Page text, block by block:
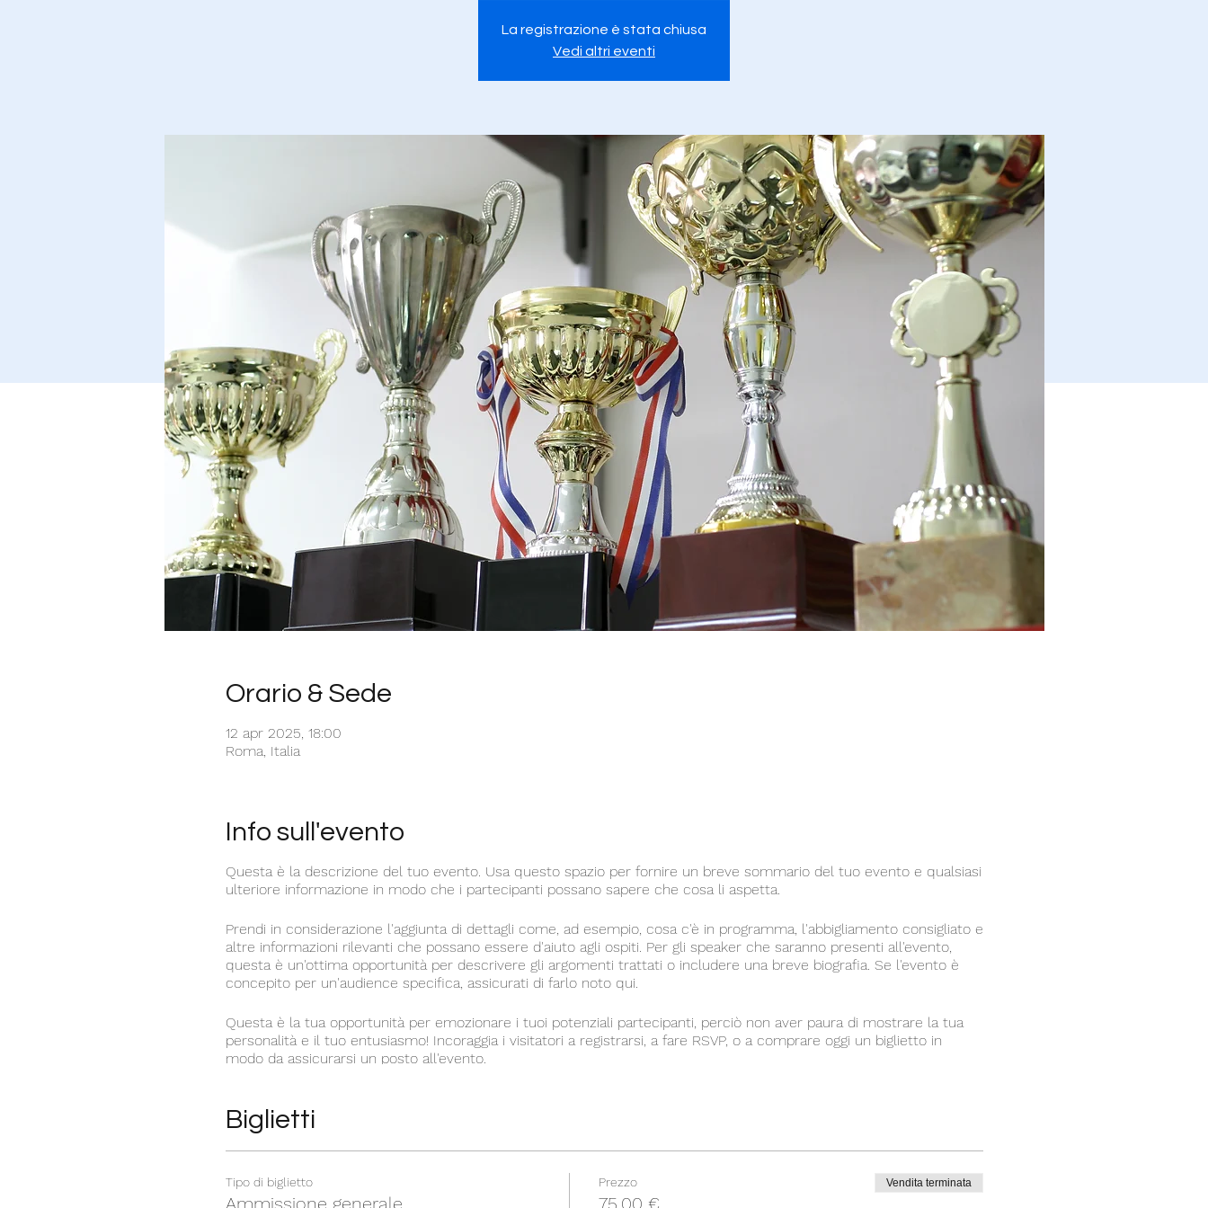
La registrazione è stata chiusa
Vedi altri eventi
Orario & Sede
12 apr 2025, 18:00
Roma, Italia
Info sull'evento
Questa è la descrizione del tuo evento. Usa questo spazio per fornire un breve sommario del tuo evento e qualsiasi
ulteriore informazione in modo che i partecipanti possano sapere che cosa li aspetta.
Prendi in considerazione l'aggiunta di dettagli come, ad esempio, cosa c'è in programma, l'abbigliamento consigliato e
altre informazioni rilevanti che possano essere d'aiuto agli ospiti. Per gli speaker che saranno presenti all'evento,
questa è un'ottima opportunità per descrivere gli argomenti trattati o includere una breve biografia. Se l'evento è
concepito per un'audience specifica, assicurati di farlo noto qui.
Questa è la tua opportunità per emozionare i tuoi potenziali partecipanti, perciò non aver paura di mostrare la tua
personalità e il tuo entusiasmo! Incoraggia i visitatori a registrarsi, a fare RSVP, o a comprare oggi un biglietto in
modo da assicurarsi un posto all'evento.
Biglietti
Tipo di biglietto
Ammissione generale
Prezzo
75,00 €
Vendita terminata